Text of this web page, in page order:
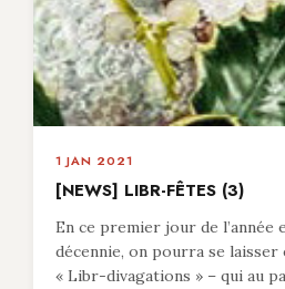
1 JAN 2021
[NEWS] LIBR-FÊTES (3)
En ce premier jour de l’année
décennie, on pourra se
« Libr-divagations » – qui au